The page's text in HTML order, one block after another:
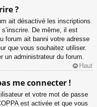
?
ait désactivé les inscriptions
De même, il est
forum ait banni votre adresse
que vous souhaitez utiliser.
un administrateur du forum.
Haut
me connecter !
et votre mot de passe
est activée et que vous